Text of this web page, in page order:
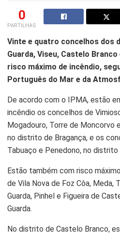
0
PARTILHAS
Vinte e quatro concelhos dos
Guarda, Viseu, Castelo
risco máximo de incêndio,
Português do Mar e da
De acordo com o IPMA, estão
incêndio os concelhos de
Mogadouro, Torre de Moncorvo
no distrito de Bragança, e os
Tabuaço e Penedono, no distrito
Estão também com risco
de Vila Nova de Foz Côa, Meda,
Guarda, Pinhel e Figueira de
Guarda.
No distrito de Castelo Branco,